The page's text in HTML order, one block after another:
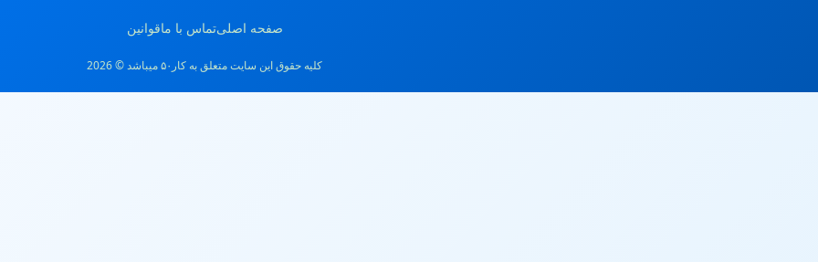
صفحه اصلیتماس با ماقوانین
کلیه حقوق این سایت متعلق به کار۵۰ میباشد © 2026